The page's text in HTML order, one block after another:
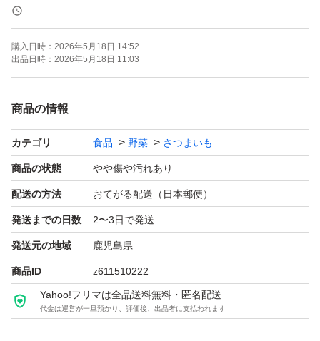
──────────────
写真はイメージです。
鮮度保持のため土付きでお届けします。
──────────────
【発送方法】ゆうパケットプラス
【商品情報】
野菜の種類：さつまいも（紅はるか）
特徴：農家直送
箱込み1.2kg
購入日時： 2026年5月18日 14:52
出品日時： 2026年5月18日 11:03
商品の情報
カテゴリ 食品 野菜 さつまいも
商品の状態 やや傷や汚れあり
配送の方法 おてがる配送（日本郵便）
発送までの日数 2〜3日で発送
発送元の地域 鹿児島県
商品ID z611510222
Yahoo!フリマは全品送料無料・匿名配送
代金は運営が一旦預かり、評価後、出品者に支払われます